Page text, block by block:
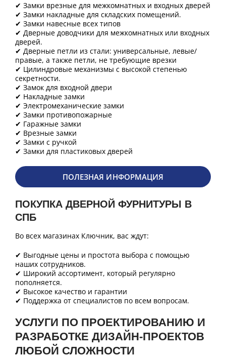
✔ Замки врезные для межкомнатных и входных дверей
✔ Замки накладные для складских помещений.
✔ Замки навесные всех типов
✔ Дверные доводчики для межкомнатных или входных
дверей.
✔ Дверные петли из стали: универсальные, левые/
правые, а также петли, не требующие врезки
✔ Цилиндровые механизмы с высокой степенью
секретности.
✔ Замок для входной двери
✔ Накладные замки
✔ Электромеханические замки
✔ Замки противопожарные
✔ Гаражные замки
✔ Врезные замки
✔ Замки с ручкой
✔ Замки для пластиковых дверей
ПОЛЕЗНАЯ ИНФОРМАЦИЯ
ПОКУПКА ДВЕРНОЙ ФУРНИТУРЫ В
СПБ
Во всех магазинах Ключник, вас ждут:
✔ Выгодные цены и простота выбора с помощью
наших сотрудников.
✔ Широкий ассортимент, который регулярно
пополняется.
✔ Высокое качество и гарантии
✔ Поддержка от специалистов по всем вопросам.
УСЛУГИ ПО ПРОЕКТИРОВАНИЮ И
РАЗРАБОТКЕ ДИЗАЙН-ПРОЕКТОВ
ЛЮБОЙ СЛОЖНОСТИ